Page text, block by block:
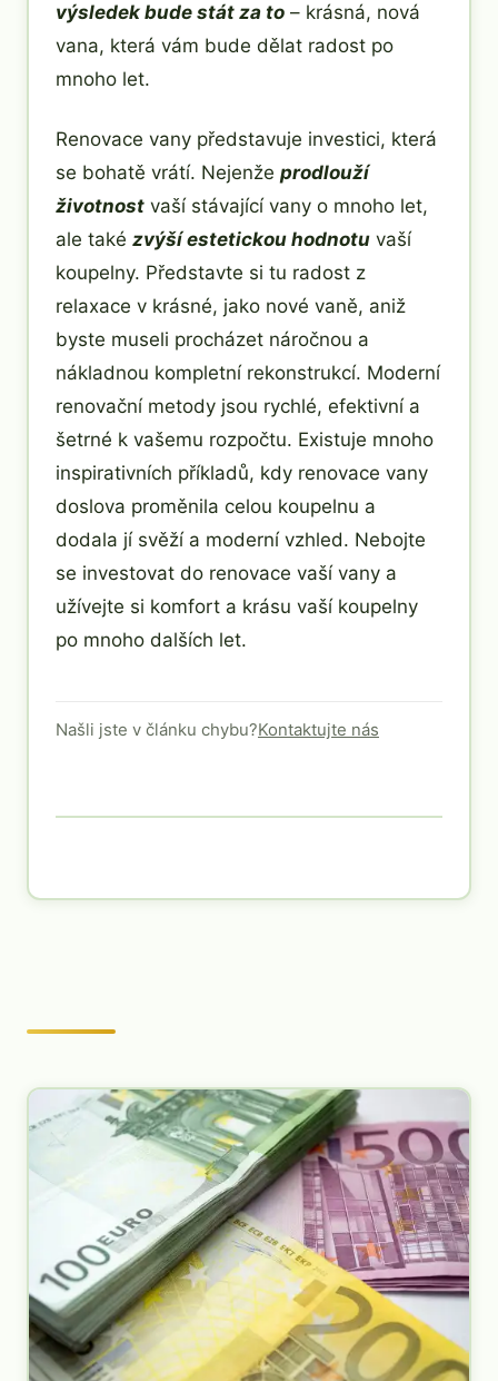
výsledek bude stát za to – krásná, nová
vana, která vám bude dělat radost po
mnoho let.
Renovace vany představuje investici, která
se bohatě vrátí. Nejenže prodlouží
životnost vaší stávající vany o mnoho let,
ale také zvýší estetickou hodnotu vaší
koupelny. Představte si tu radost z
relaxace v krásné, jako nové vaně, aniž
byste museli procházet náročnou a
nákladnou kompletní rekonstrukcí. Moderní
renovační metody jsou rychlé, efektivní a
šetrné k vašemu rozpočtu. Existuje mnoho
inspirativních příkladů, kdy renovace vany
doslova proměnila celou koupelnu a
dodala jí svěží a moderní vzhled. Nebojte
se investovat do renovace vaší vany a
užívejte si komfort a krásu vaší koupelny
po mnoho dalších let.
Našli jste v článku chybu?Kontaktujte nás